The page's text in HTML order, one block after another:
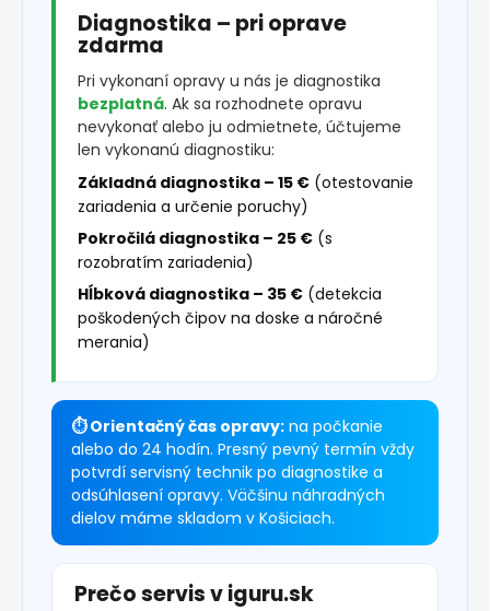
Diagnostika – pri oprave
zdarma
Pri vykonaní opravy u nás je diagnostika
bezplatná. Ak sa rozhodnete opravu
nevykonať alebo ju odmietnete, účtujeme
len vykonanú diagnostiku:
Základná diagnostika – 15 € (otestovanie
zariadenia a určenie poruchy)
Pokročilá diagnostika – 25 € (s
rozobratím zariadenia)
Hĺbková diagnostika – 35 € (detekcia
poškodených čipov na doske a náročné
merania)
⏱ Orientačný čas opravy: na počkanie
alebo do 24 hodín. Presný pevný termín vždy
potvrdí servisný technik po diagnostike a
odsúhlasení opravy. Väčšinu náhradných
dielov máme skladom v Košiciach.
Prečo servis v iguru.sk